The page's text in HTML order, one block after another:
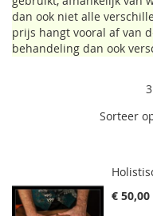
dan ook niet alle
prijs hangt vooral af van
behandeling dan ook
3
Sorteer
€ 50,00